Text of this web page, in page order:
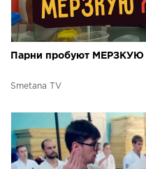
Парни пробуют
Smetana TV